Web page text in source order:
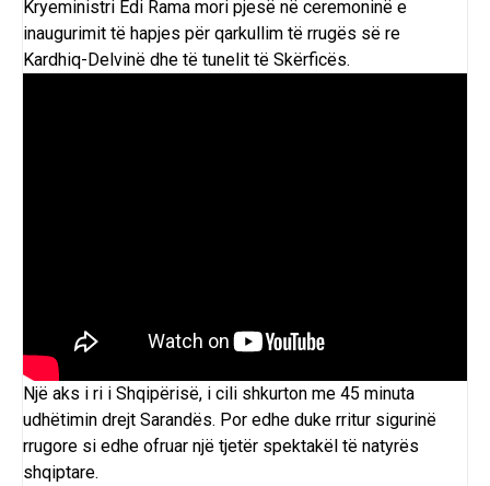
Kryeministri Edi Rama mori pjesë në ceremoninë e
inaugurimit të hapjes për qarkullim të rrugës së re
Kardhiq-Delvinë dhe të tunelit të Skërficës.
Një aks i ri i Shqipërisë, i cili shkurton me 45 minuta
udhëtimin drejt Sarandës. Por edhe duke rritur sigurinë
rrugore si edhe ofruar një tjetër spektakël të natyrës
shqiptare.